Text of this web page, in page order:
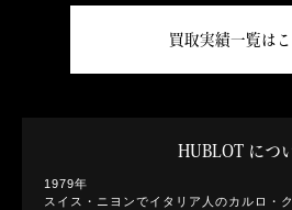
買取実績一覧は
HUBLOT につ
1979年
スイス・ニヨンでイタリア人のカルロ・